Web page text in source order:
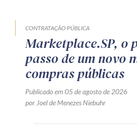
CONTRATAÇÃO PÚBLICA
Marketplace.SP, o
passo de um novo
compras públicas
Publicado em 05 de agosto de 2026
por Joel de Menezes Niebuhr